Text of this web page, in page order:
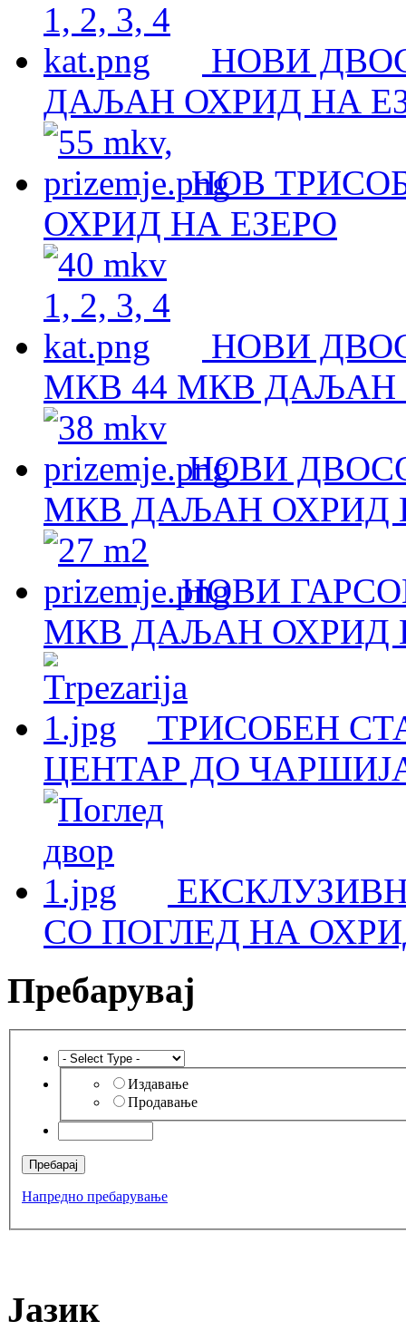
НОВИ
ДАЉАН ОХРИД НА
НОВ
ОХРИД НА ЕЗЕРО
НОВИ
МКВ 44 МКВ ДАЉАН
НОВИ
МКВ ДАЉАН ОХРИД
НОВИ
МКВ ДАЉАН ОХРИД
ТРИСОБЕН
ЦЕНТАР ДО
СО ПОГЛЕД НА
Пребарувај
Издавање
Продавање
Напредно пребарување
Јазик